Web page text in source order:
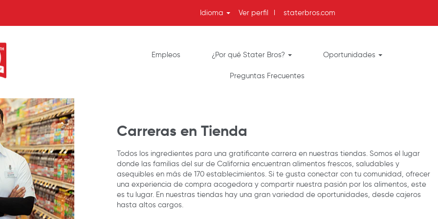
Idioma Ver perfil l staterbros.com
Empleos ¿Por qué Stater Bros? Oportunidades
Preguntas Frecuentes
Carreras en Tienda
Todos los ingredientes para una gratificante carrera en nuestras tiendas. Somos el lugar
donde las familias del sur de California encuentran alimentos frescos, saludables y
asequibles en más de 170 establecimientos. Si te gusta conectar con tu comunidad, ofrecer
una experiencia de compra acogedora y compartir nuestra pasión por los alimentos, este
es tu lugar. En nuestras tiendas hay una gran variedad de oportunidades, desde cajeros
hasta altos cargos.